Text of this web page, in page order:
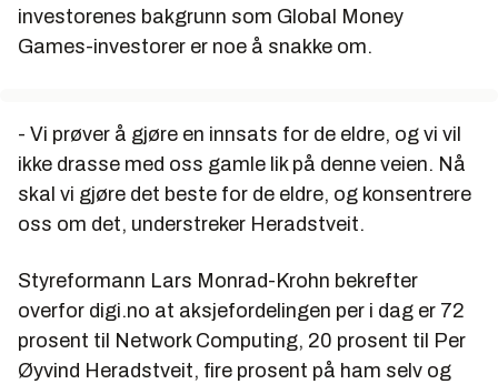
investorenes bakgrunn som Global Money
Games-investorer er noe å snakke om.
- Vi prøver å gjøre en innsats for de eldre, og vi vil
ikke drasse med oss gamle lik på denne veien. Nå
skal vi gjøre det beste for de eldre, og konsentrere
oss om det, understreker Heradstveit.
Styreformann Lars Monrad-Krohn bekrefter
overfor digi.no at aksjefordelingen per i dag er 72
prosent til Network Computing, 20 prosent til Per
Øyvind Heradstveit, fire prosent på ham selv og